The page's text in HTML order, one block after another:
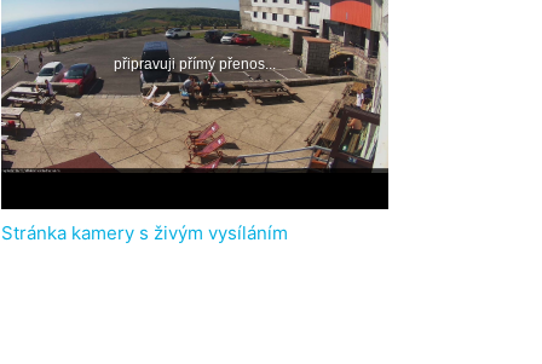
Stránka kamery s živým vysíláním